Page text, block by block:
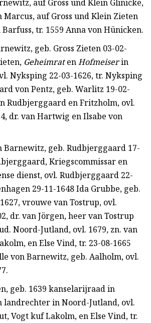
auf Gross und Klein Glinicke,
Marcus, auf Gross und Klein Zieten
tr. 1559 Anna von Hünicken.
geb. Gross Zieten 03-02-
GeheimratenHofmeiserin
Nyksping 22-03-1626, tr. Nyksping
von Pentz, geb. Warlitz 19-02-
Rudbjerggaard en Fritzholm, ovl.
dr. van Hartwig en Ilsabe von
Barnewitz, geb. Rudbjerggaard 17-
Kriegscommissar en
dienst, ovl. Rudbjerggaard 22-
29-11-1648 Ida Grubbe, geb.
vrouwe van Tostrup, ovl.
dr. van Jörgen, heer van Tostrup
Noord-Jutland, ovl. 1679, zn. van
en Else Vind, tr. 23-08-1665
von Barnewitz, geb. Aalholm, ovl.
geb. 1639 kanselarijraad in
landrechter in Noord-Jutland, ovl.
Vogt kuf Lakolm, en Else Vind, tr.